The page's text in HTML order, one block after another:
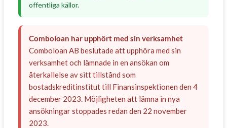
offentliga källor.
Comboloan har upphört med sin verksamhet
Comboloan AB beslutade att upphöra med sin
verksamhet och lämnade in en ansökan om
återkallelse av sitt tillstånd som
bostadskreditinstitut till Finansinspektionen den 4
december 2023. Möjligheten att lämna in nya
ansökningar stoppades redan den 22 november
2023.